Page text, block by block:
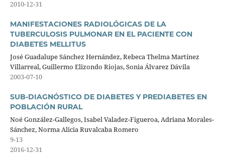
2010-12-31
MANIFESTACIONES RADIOLÓGICAS DE LA
TUBERCULOSIS PULMONAR EN EL PACIENTE CON
DIABETES MELLITUS
José Guadalupe Sánchez Hernández, Rebeca Thelma Martínez
Villarreal, Guillermo Elizondo Riojas, Sonia Álvarez Dávila
2003-07-10
SUB-DIAGNÓSTICO DE DIABETES Y PREDIABETES EN
POBLACIÓN RURAL
Noé González-Gallegos, Isabel Valadez-Figueroa, Adriana Morales-
Sánchez, Norma Alicia Ruvalcaba Romero
9-13
2016-12-31